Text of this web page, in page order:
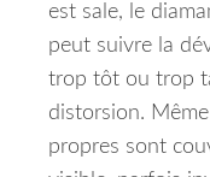
est sale, le
peut suivre la
trop tôt ou trop
distorsion.
propres sont